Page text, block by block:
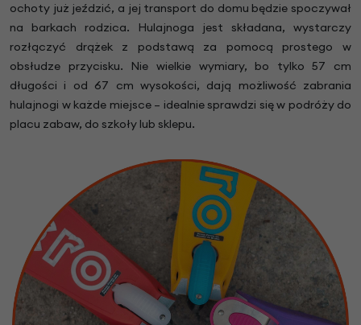
ochoty już jeździć, a jej transport do domu będzie spoczywał
na barkach rodzica. Hulajnoga jest składana, wystarczy
rozłączyć drążek z podstawą za pomocą prostego w
obsłudze przycisku. Nie wielkie wymiary, bo tylko 57 cm
długości i od 67 cm wysokości, dają możliwość zabrania
hulajnogi w każde miejsce – idealnie sprawdzi się w podróży do
placu zabaw, do szkoły lub sklepu.